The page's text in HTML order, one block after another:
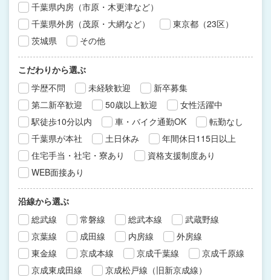
千葉県内房（市原・木更津など）
千葉県外房（茂原・大網など）
東京都（23区）
茨城県
その他
こだわりから選ぶ
学歴不問
未経験歓迎
新卒募集
第二新卒歓迎
50歳以上歓迎
女性活躍中
駅徒歩10分以内
車・バイク通勤OK
転勤なし
千葉県が本社
土日休み
年間休日115日以上
住宅手当・社宅・寮あり
資格支援制度あり
WEB面接あり
沿線から選ぶ
総武線
常磐線 総武本線
武蔵野線
京葉線
成田線 内房線
外房線
東金線
京成本線 京成千葉線
京成千原線
京成東成田線
京成松戸線（旧新京成線）